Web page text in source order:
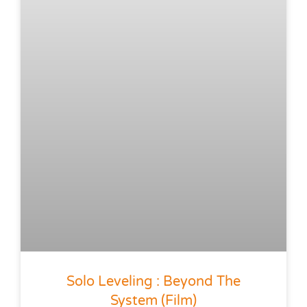
Solo Leveling : Beyond The
System (film)